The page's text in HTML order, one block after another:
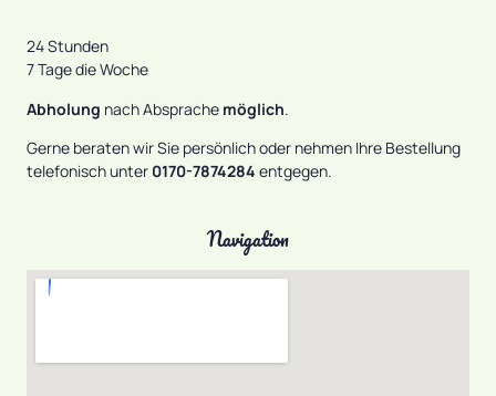
24 Stunden
7 Tage die Woche
Abholung nach Absprache möglich.
Gerne beraten wir Sie persönlich oder nehmen Ihre Bestellung
telefonisch unter 0170-7874284 entgegen.
Navigation